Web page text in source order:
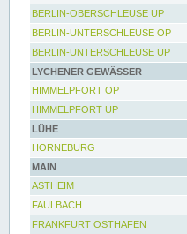
BERLIN-OBERSCHLEUSE UP
BERLIN-UNTERSCHLEUSE OP
BERLIN-UNTERSCHLEUSE UP
LYCHENER GEWÄSSER
HIMMELPFORT OP
HIMMELPFORT UP
LÜHE
HORNEBURG
MAIN
ASTHEIM
FAULBACH
FRANKFURT OSTHAFEN